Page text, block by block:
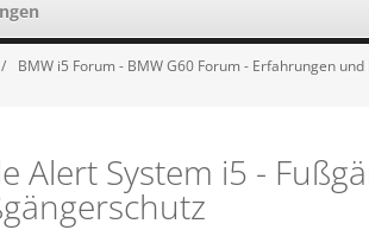
BMW i5 Forum - BMW G60 Forum - Erfahrungen
Alert System i5 -